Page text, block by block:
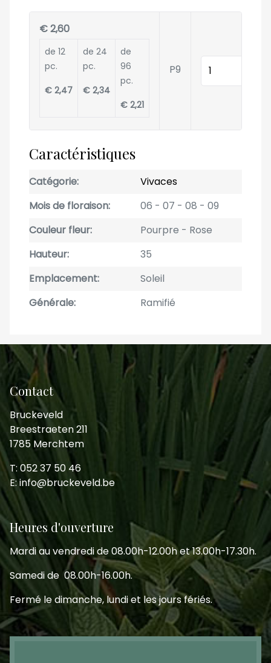
€ 2,60
de 12
pc.
€ 2,47
de 24
pc.
€ 2,34
de
96
pc.
€ 2,21
P9
Caractéristiques
Catégorie
Vivaces
Mois de floraison
06 07 08
09
Couleur fleur
Pourpre
Rose
Hauteur
35
Emplacement
Soleil
Générale
Ramifié
Contact
Bruckeveld
Breestraeten 211
1785 Merchtem
T: 052 37 50 46
E: info@bruckeveld.be
Heures d'ouverture
Mardi au vendredi de 08.00h-12.00h et 13.00h-17.30h.
Samedi de 08.00h-16.00h.
Fermé le dimanche, lundi et les jours fériés.